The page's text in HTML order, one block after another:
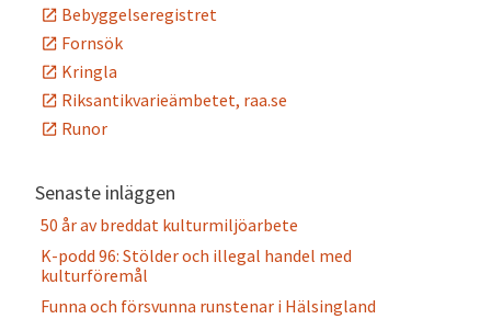
Bebyggelseregistret
Fornsök
Kringla
Riksantikvarieämbetet, raa.se
Runor
Senaste inläggen
50 år av breddat kulturmiljöarbete
K-podd 96: Stölder och illegal handel med
kulturföremål
Funna och försvunna runstenar i Hälsingland